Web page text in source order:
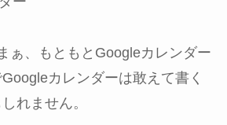
ぁ、もともとGoogleカレンダー
カレンダーは敢えて書く
れません。